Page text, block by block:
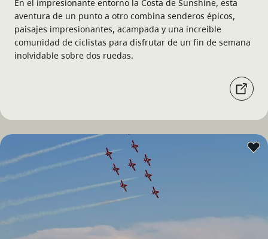
En el impresionante entorno la Costa de Sunshine, esta
aventura de un punto a otro combina senderos épicos,
paisajes impresionantes, acampada y una increíble
comunidad de ciclistas para disfrutar de un fin de semana
inolvidable sobre dos ruedas.